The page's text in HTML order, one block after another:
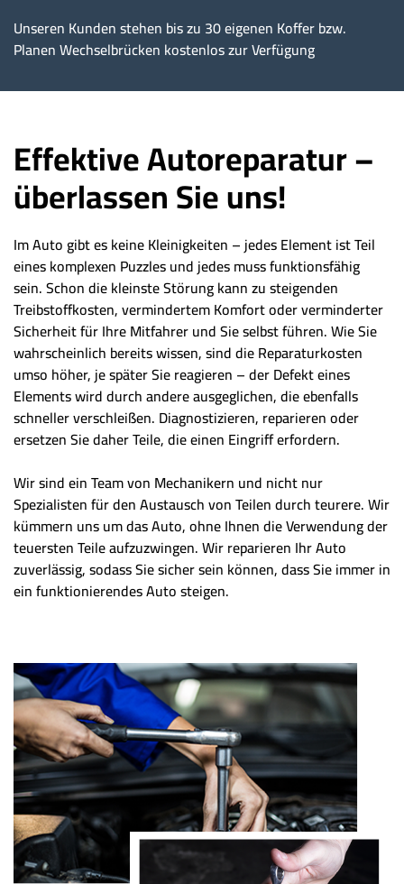
Unseren Kunden stehen bis zu 30 eigenen Koffer bzw.
Planen Wechselbrücken kostenlos zur Verfügung
Effektive Autoreparatur –
überlassen Sie uns!
Im Auto gibt es keine Kleinigkeiten – jedes Element ist Teil
eines komplexen Puzzles und jedes muss funktionsfähig
sein. Schon die kleinste Störung kann zu steigenden
Treibstoffkosten, vermindertem Komfort oder verminderter
Sicherheit für Ihre Mitfahrer und Sie selbst führen. Wie Sie
wahrscheinlich bereits wissen, sind die Reparaturkosten
umso höher, je später Sie reagieren – der Defekt eines
Elements wird durch andere ausgeglichen, die ebenfalls
schneller verschleißen. Diagnostizieren, reparieren oder
ersetzen Sie daher Teile, die einen Eingriff erfordern.
Wir sind ein Team von Mechanikern und nicht nur
Spezialisten für den Austausch von Teilen durch teurere. Wir
kümmern uns um das Auto, ohne Ihnen die Verwendung der
teuersten Teile aufzuzwingen. Wir reparieren Ihr Auto
zuverlässig, sodass Sie sicher sein können, dass Sie immer in
ein funktionierendes Auto steigen.